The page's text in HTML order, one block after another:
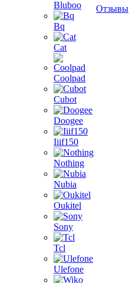
Bluboo
Bq
Cat
Coolpad
Cubot
Doogee
Iiif150
Nothing
Nubia
Oukitel
Sony
Tcl
Ulefone
Отзывы